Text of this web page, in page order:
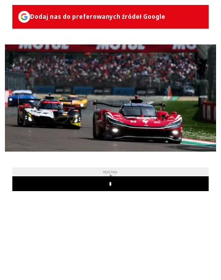
Dodaj nas do preferowanych źródeł Google
REKLAMA
Play